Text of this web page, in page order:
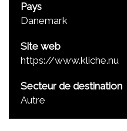
Pays
Danemark
Site web
https://www.kliche.nu
Secteur de destination
Autre